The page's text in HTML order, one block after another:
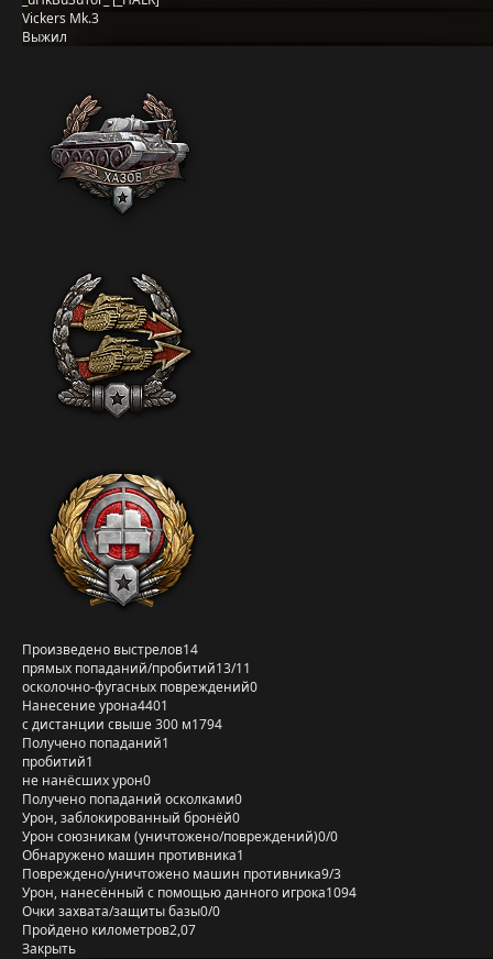
Vickers Mk.3
Выжил
Произведено выстрелов14
прямых попаданий/пробитий13/11
осколочно-фугасных повреждений0
Нанесение урона4401
с дистанции свыше 300 м1794
Получено попаданий1
пробитий1
не нанёсших урон0
Получено попаданий осколками0
Урон, заблокированный бронёй0
Урон союзникам (уничтожено/повреждений)0/0
Обнаружено машин противника1
Повреждено/уничтожено машин противника9/3
Урон, нанесённый с помощью данного игрока1094
Очки захвата/защиты базы0/0
Пройдено километров2,07
Закрыть